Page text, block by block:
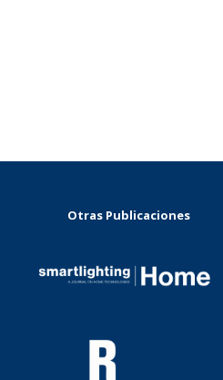
Otras Publicaciones